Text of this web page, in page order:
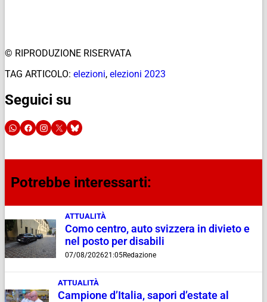
© RIPRODUZIONE RISERVATA
TAG ARTICOLO: elezioni, elezioni 2023
Seguici su
Potrebbe interessarti:
ATTUALITÀ
Como centro, auto svizzera in divieto e
nel posto per disabili
07/08/202621:05Redazione
ATTUALITÀ
Campione d’Italia, sapori d’estate al